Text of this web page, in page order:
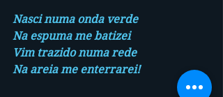
Nasci numa onda verde
Na espuma me batizei
Vim trazido numa rede
Na areia me enterrarei!